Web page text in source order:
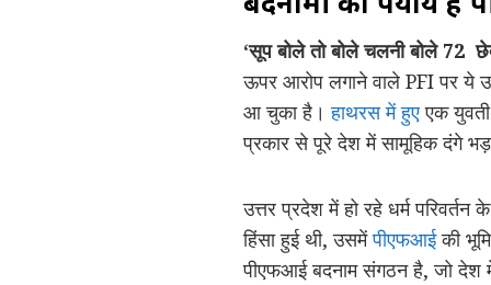
‘सूप बोले तो बोले चलनी बोले 72
ऊपर आरोप लगाने वाले PFI पर ये
आ चुका है। हाथरस में हुएएक
प्रकार से पूरे देश में सामूहिक दंगे
उत्तर प्रदेश में हो रहे धर्म
हिंसा हुई थी, उसमेंपीएफआईकी
पीएफआई बदनाम संगठन है, जो देश